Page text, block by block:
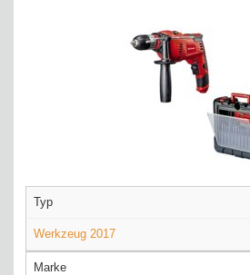
Typ
Werkzeug 2017
Marke